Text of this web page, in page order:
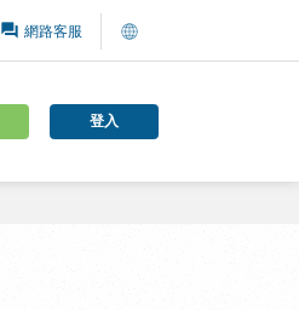
question_answer 網路客服
登入